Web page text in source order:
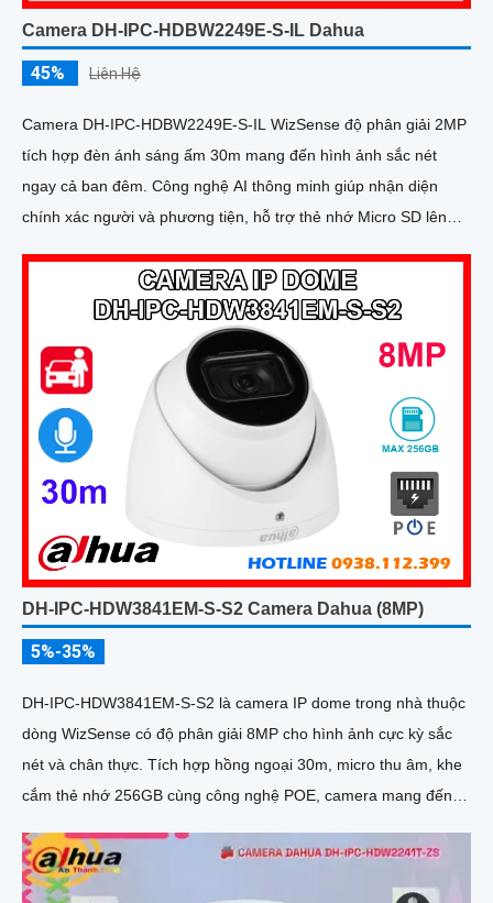
Camera DH-IPC-HDBW2249E-S-IL Dahua
45% Liên Hệ
Camera DH-IPC-HDBW2249E-S-IL WizSense độ phân giải 2MP
tích hợp đèn ánh sáng ấm 30m mang đến hình ảnh sắc nét
ngay cả ban đêm. Công nghệ AI thông minh giúp nhận diện
chính xác người và phương tiện, hỗ trợ thẻ nhớ Micro SD lên
DH-IPC-HDW3841EM-S-S2 Camera Dahua (8MP)
5%-35%
DH-IPC-HDW3841EM-S-S2 là camera IP dome trong nhà thuộc
dòng WizSense có độ phân giải 8MP cho hình ảnh cực kỳ sắc
nét và chân thực. Tích hợp hồng ngoại 30m, micro thu âm, khe
cắm thẻ nhớ 256GB cùng công nghệ POE, camera mang đến